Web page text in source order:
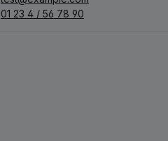
01 23 4 / 56 78 90